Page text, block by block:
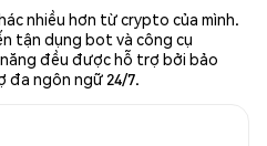
nhiều hơn từ crypto của mình.
tận dụng bot và công cụ
đều được hỗ trợ bởi bảo
đa ngôn ngữ 24/7.